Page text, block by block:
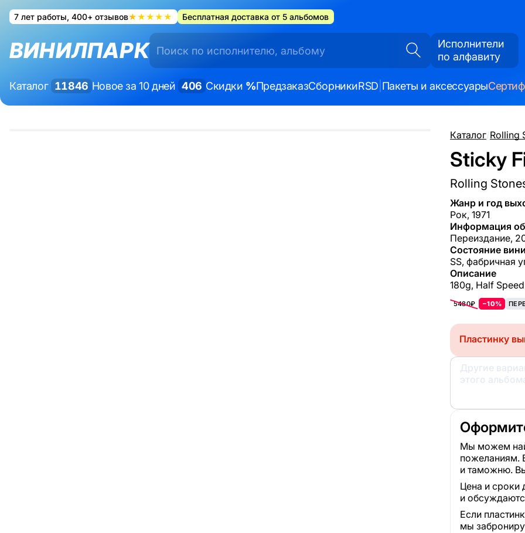
7 лет работы, 400+ отзывов★★★★★ Бесплатная доставка от 5 альбомов
ВИНИЛПАРК
Исполнители
по алфавиту
Каталог 11846 Новое за 10 дней 406 Скидки %ПредзаказСборникиRSD Пакеты и аксессуары
Каталог/Rolling
Sticky
Rolling
Жанр и год
Рок, 1971
Информация
Переиздание,
Состояние
SS, фабричная
Описание
180g, Half
5480₽ −10%
Пластинку
Другие
этого
Мы можем
пожеланиям.
и таможню.
Цена и сроки
и
Если
мы